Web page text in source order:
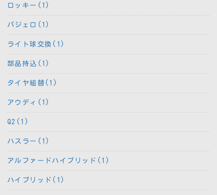
ロッキー(1)
パジェロ(1)
ライト球交換(1)
部品持込(1)
タイヤ組替(1)
アウディ(1)
Q2(1)
ハスラー(1)
アルファードハイブリッド(1)
ハイブリッド(1)